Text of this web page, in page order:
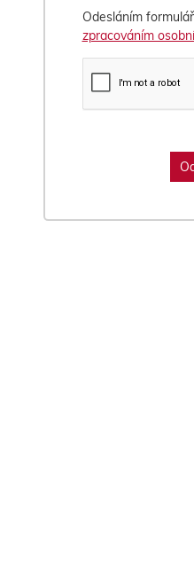
Odesláním
zpracováním